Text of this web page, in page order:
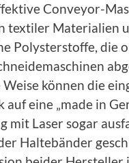
Conveyor-
textiler Materialien
Polysterstoffe, die
Weise können die
eine „made in
mit Laser sogar
Haltebänder